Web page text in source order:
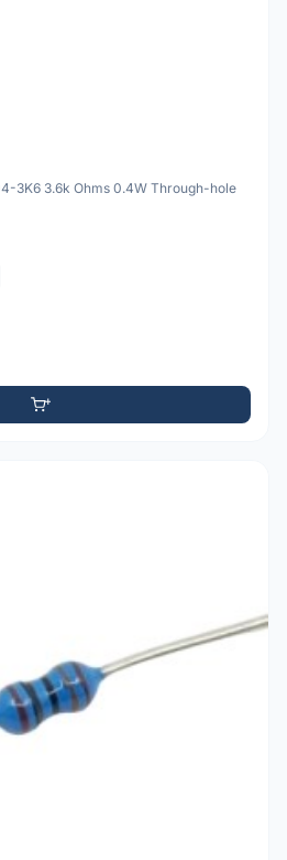
3K6 3.6k Ohms 0.4W Through-hole